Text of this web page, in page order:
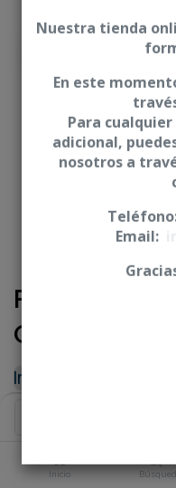
Inicio
Pilar de
Conexión
Iniciar sesión
Nuestra tienda
En este
Para
adicional,
nosotros a
Email: